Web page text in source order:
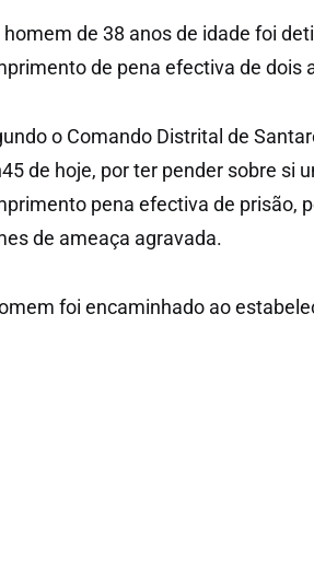
homem de 38 anos de idade foi
de pena efectiva de dois
o Comando Distrital de
de hoje, por ter pender sobre si
pena efectiva de prisão,
de ameaça agravada.
foi encaminhado ao